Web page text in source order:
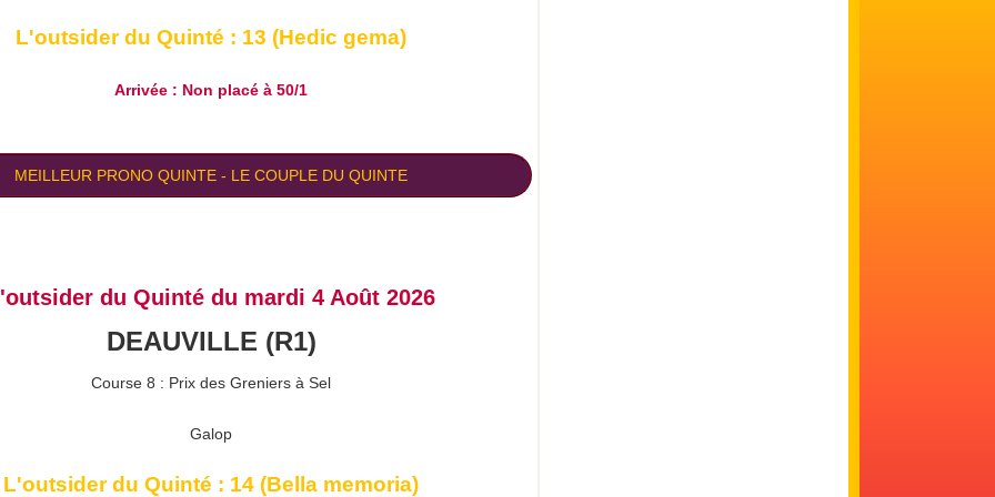
L'outsider du Quinté : 13 (Hedic gema)
Arrivée : Non placé à 50/1
MEILLEUR PRONO QUINTE - LE COUPLE DU QUINTE
du Quinté du mardi 4 Août 2026
DEAUVILLE (R1)
Course 8 : Prix des Greniers à Sel
Galop
L'outsider du Quinté : 14 (Bella memoria)